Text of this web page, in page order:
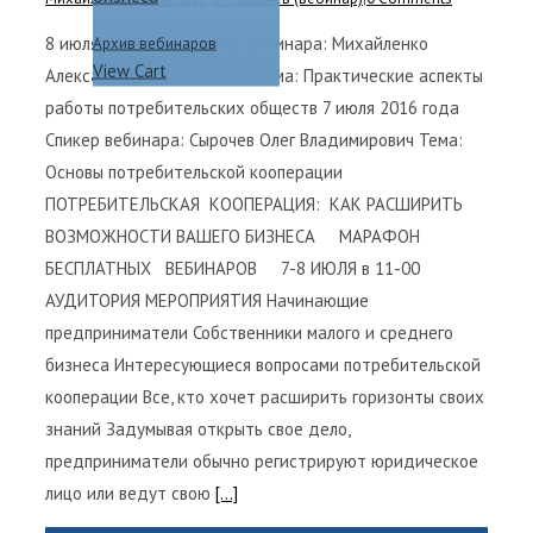
Архив вебинаров
View Cart
8 июля 2016 года Спикер вебинара: Михайленко
Александр Владимирович Тема: Практические аспекты
работы потребительских обществ 7 июля 2016 года
Спикер вебинара: Сырочев Олег Владимирович Тема:
Основы потребительской кооперации
ПОТРЕБИТЕЛЬСКАЯ КООПЕРАЦИЯ: КАК РАСШИРИТЬ
ВОЗМОЖНОСТИ ВАШЕГО БИЗНЕСА МАРАФОН
БЕСПЛАТНЫХ ВЕБИНАРОВ 7-8 ИЮЛЯ в 11-00
АУДИТОРИЯ МЕРОПРИЯТИЯ Начинающие
предприниматели Собственники малого и среднего
бизнеса Интересующиеся вопросами потребительской
кооперации Все, кто хочет расширить горизонты своих
знаний Задумывая открыть свое дело,
предприниматели обычно регистрируют юридическое
лицо или ведут свою [...]